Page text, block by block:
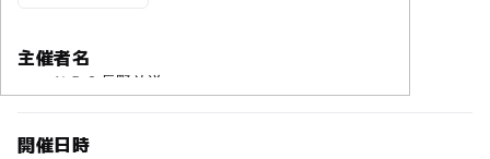
主催者名
ＮＢＳ長野放送
開催日時